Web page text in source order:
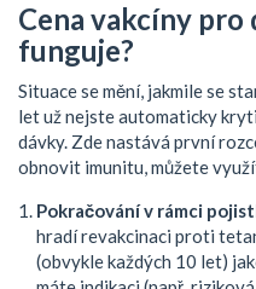
Cena vakcíny pro
funguje?
Situace se mění, jakmile se
let už nejste automaticky
dávky. Zde nastává první
obnovit imunitu, můžete
Pokračování v rámci
hradí revakcinaci proti
(obvykle každých 10 let)